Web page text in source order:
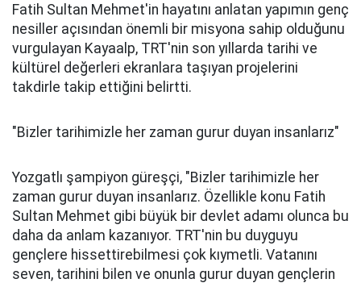
Fatih Sultan Mehmet'in hayatını anlatan yapımın genç
nesiller açısından önemli bir misyona sahip olduğunu
vurgulayan Kayaalp, TRT'nin son yıllarda tarihi ve
kültürel değerleri ekranlara taşıyan projelerini
takdirle takip ettiğini belirtti.
"Bizler tarihimizle her zaman gurur duyan insanlarız"
Yozgatlı şampiyon güreşçi, "Bizler tarihimizle her
zaman gurur duyan insanlarız. Özellikle konu Fatih
Sultan Mehmet gibi büyük bir devlet adamı olunca bu
daha da anlam kazanıyor. TRT'nin bu duyguyu
gençlere hissettirebilmesi çok kıymetli. Vatanını
seven, tarihini bilen ve onunla gurur duyan gençlerin